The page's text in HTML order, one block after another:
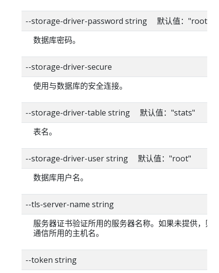
--storage-driver-password string 默认值："root"
数据库密码。
--storage-driver-secure
使用与数据库的安全连接。
--storage-driver-table string 默认值："stats"
表名。
--storage-driver-user string 默认值："root"
数据库用户名。
--tls-server-name string
服务器证书验证所用的服务器名称。如果未提供，则
通信所用的主机名。
--token string